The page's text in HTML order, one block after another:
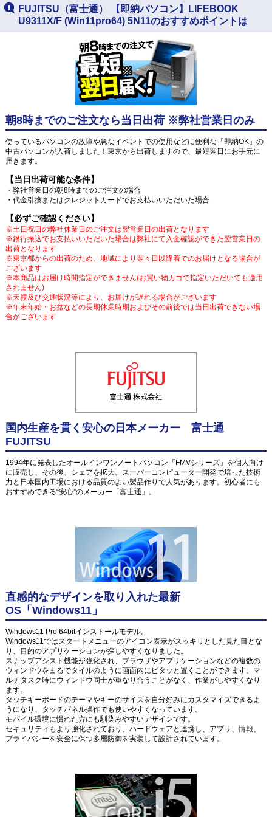
FUJITSU（富士通） 【即納パソコン】LIFEBOOK
U9311X/F (Win11pro64) 5N11のおすすめポイントは
朝8時までのご注文なら当日出荷 ※弊社営業日のみ
使っているパソコンの故障や急なイベントでの使用などに便利な「即納OK」の
中古パソコンが入荷しました！東京から出荷しますので、最短翌日にお手元に
届きます。
【当日出荷可能な条件】
・弊社営業日の朝8時までのご注文の場合
・代金引換またはクレジットカードでお支払いいただいた場合
【必ずご確認ください】
※土日祝日の弊社休業日のご注文は翌営業日の出荷となります
※銀行振込でお支払いいただいた場合は弊社にて入金確認ができた翌営業日の
出荷となります
※東京都からの出荷のため、地域により翌々日以降着でのお届けとなる場合が
ございます
※本商品はお届け時間指定ができません(お買い物カゴで指定いただいても適用
されません)
※天候及び交通状況等により、お届けが遅れる場合がございます
※年末年始・お盆などの長期休業時期およびその前後では当日出荷できない場
合がございます
国内生産を貫く安心の日本メーカー 富士通
FUJITSU
1994年に発表したオールインワンノートパソコン「FMVシリーズ」を個人向け
に販売し、その後、シェアを拡大。スーパーコンピューター開発で培った技術
力と日本国内工場における品質のよい製品作りで人気があります。初心者にも
おすすめできる“安心”のメーカー「富士通」。
直感的なデザインを取り入れた最新
OS「Windows11」
Windows11 Pro 64bitインストールモデル。
Windows11ではスタートメニューのアイコン表示がスッキリとした見た目とな
り、目的のアプリケーションが探しやすくなりました。
スナップアシスト機能が強化され、ブラウザやアプリケーションなどの複数の
ウィンドウをまるでタイルのように画面内にピタッと置くことができます。マ
ルチタスク時にウィンドウ同士が重なり合うことがなく、作業がしやすくなり
ます。
タッチキーボードのテーマやキーのサイズを自分好みにカスタマイズできるよ
うになり、タッチパネル操作でも使いやすくなっています。
モバイル環境に慣れた方にも馴染みやすいデザインです。
セキュリティもより強化されており、ハードウェアと連携し、アプリ、情報、
プライバシーを安全に保つ多層防御を実装して設計されています。